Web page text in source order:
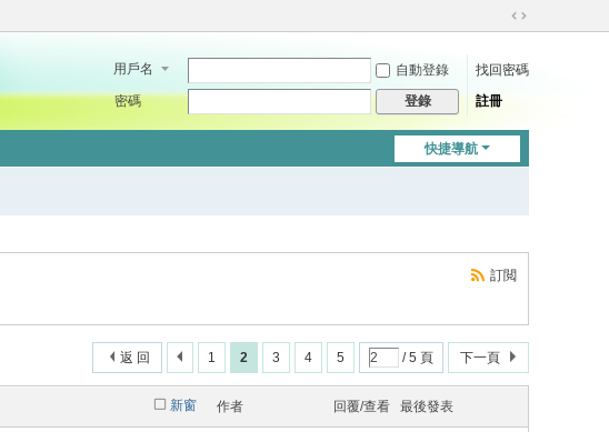
切
到
用戶名 自動登錄
找回密碼
密碼
登錄 註冊
快捷導航
訂閲
1 2 3 4 5 / 5 頁 下一頁
返 回
新窗 作者 回覆/查看 最後發表